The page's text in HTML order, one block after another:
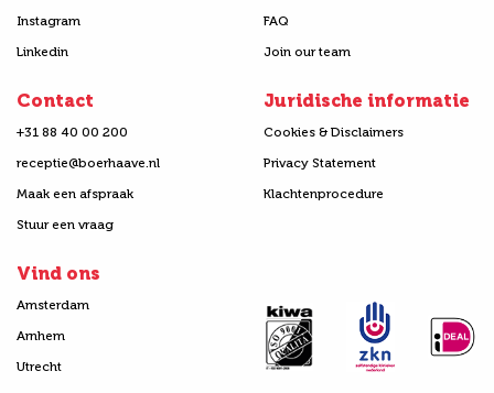
Instagram
Linkedin
FAQ
Join our team
Contact
+31 88 40 00 200
receptie@boerhaave.nl
Maak een afspraak
Stuur een vraag
Juridische informatie
Cookies & Disclaimers
Privacy Statement
Klachtenprocedure
Vind ons
Amsterdam
Arnhem
Utrecht